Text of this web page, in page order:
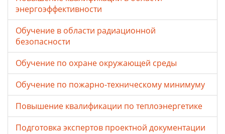
энергоэффективности
Обучение в области радиационной
безопасности
Обучение по охране окружающей среды
Обучение по пожарно-техническому минимуму
Повышение квалификации по теплоэнергетике
Подготовка экспертов проектной документации